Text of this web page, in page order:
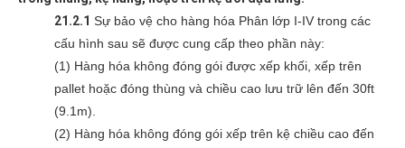
21.2.1 Sự bảo vệ cho hàng hóa Phân lớp I-IV trong các
cấu hình sau sẽ được cung cấp theo phần này:
(1) Hàng hóa không đóng gói được xếp khối, xếp trên
pallet hoặc đóng thùng và chiều cao lưu trữ lên đến 30ft
(9.1m).
(2) Hàng hóa không đóng gói xếp trên kệ chiều cao đến